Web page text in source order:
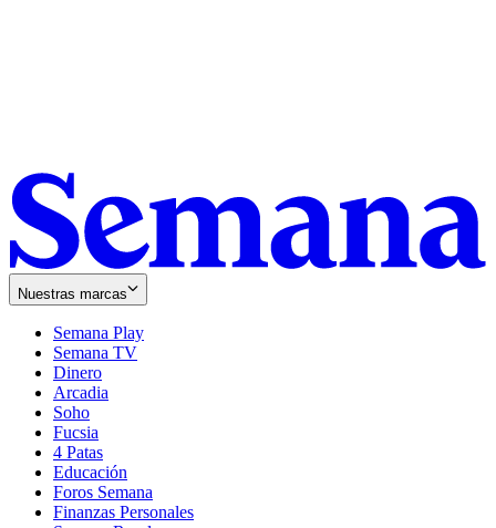
Nuestras marcas
Semana Play
Semana TV
Dinero
Arcadia
Soho
in
new
window
Fucsia
in
new
window
4 Patas
Educación
Foros Semana
Finanzas Personales